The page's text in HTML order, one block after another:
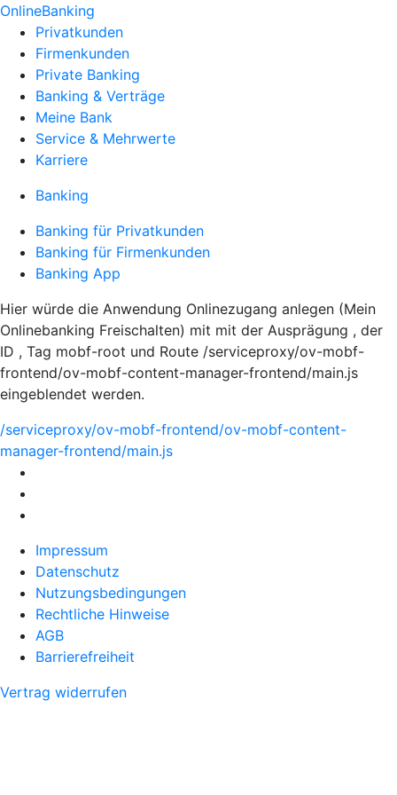
OnlineBanking
Privatkunden
Firmenkunden
Private Banking
Banking & Verträge
Meine Bank
Service & Mehrwerte
Karriere
Banking
Banking für Privatkunden
Banking für Firmenkunden
Banking App
Hier würde die Anwendung Onlinezugang anlegen (Mein
Onlinebanking Freischalten) mit mit der Ausprägung , der
ID , Tag mobf-root und Route /serviceproxy/ov-mobf-
frontend/ov-mobf-content-manager-frontend/main.js
eingeblendet werden.
/serviceproxy/ov-mobf-frontend/ov-mobf-content-
manager-frontend/main.js
Impressum
Datenschutz
Nutzungsbedingungen
Rechtliche Hinweise
AGB
Barrierefreiheit
Vertrag widerrufen